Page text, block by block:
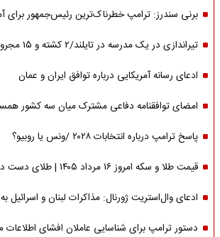
برنی سندرز: ترامپ خطرناک‌ترین رئیس‌جمهور برای
تیراندازی در یک مدرسه در تایلند/۲ کشته و ۱۵ مجروح
ادعای رسانه آمریکایی درباره توافق ایران و عمان
امضای توافقنامه دفاعی مشترک میان سه کشور
پاسخ ترامپ درباره انتخابات ۲۰۲۸ /ونس یا روبیو؟
قیمت طلا و سکه امروز ۱۶ مرداد ۱۴۰۵ | طلای دست دوم گرمی چند؟
ادعای وال‌استریت ژورنال: مذاکرات لبنان و
دستور ترامپ برای شناسایی عاملان افشای اطلاعات